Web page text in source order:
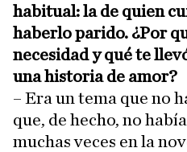
habitual: la de quien
haberlo parido. ¿Por
necesidad y qué te
una historia de amor?
– Era un tema que no
que, de hecho, no
muchas veces en la